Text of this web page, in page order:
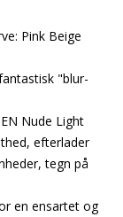
Pink Beige
"blur-
Nude Light
efterlader
tegn på
en ensartet og